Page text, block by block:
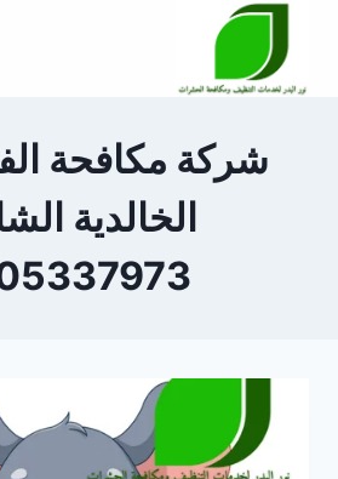
المحتوى
شركة مكافحة
الخالدية